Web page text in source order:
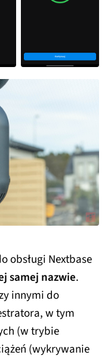
obsługi Nextbase
samej nazwie.
innymi do
w tym
(w trybie
(wykrywanie